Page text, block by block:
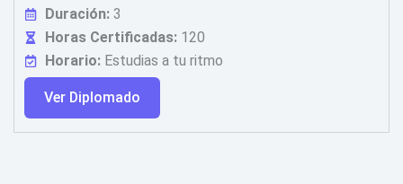
Duración:3
Horas Certificadas:120
Horario:Estudias a tu ritmo
Ver Diplomado